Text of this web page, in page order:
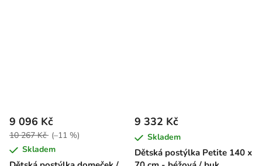
9 096 Kč
10 267 Kč (–11 %)
Skladem
Dětská postýlka Petite 140 x
9 332 Kč
Skladem